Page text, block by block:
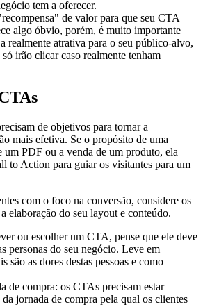
tem a oferecer.
de valor para que seu CTA
algo óbvio, porém, é muito importante
realmente atrativa para o seu público-alvo,
só irão clicar caso realmente tenham
de objetivos para tornar a
mais efetiva. Se o propósito de uma
um PDF ou a venda de um produto, ela
to Action para guiar os visitantes para um
com o foco na conversão, considere os
elaboração do seu layout e conteúdo.
ou escolher um CTA, pense que ele deve
personas do seu negócio. Leve em
são as dores destas pessoas e como
de compra: os CTAs precisam estar
da jornada de compra pela qual os clientes